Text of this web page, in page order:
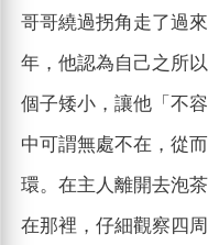
哥哥繞過拐角走了過
年，他認為自己之所
個子矮小，讓他「不
中可謂無處不在，從
環。在主人離開去泡
在那裡，仔細觀察四周